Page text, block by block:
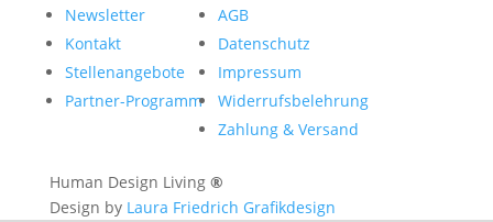
Newsletter
Kontakt
Stellenangebote
Partner-Programm
AGB
Datenschutz
Impressum
Widerrufsbelehrung
Zahlung & Versand
Human Design Living ®
Design by Laura Friedrich Grafikdesign